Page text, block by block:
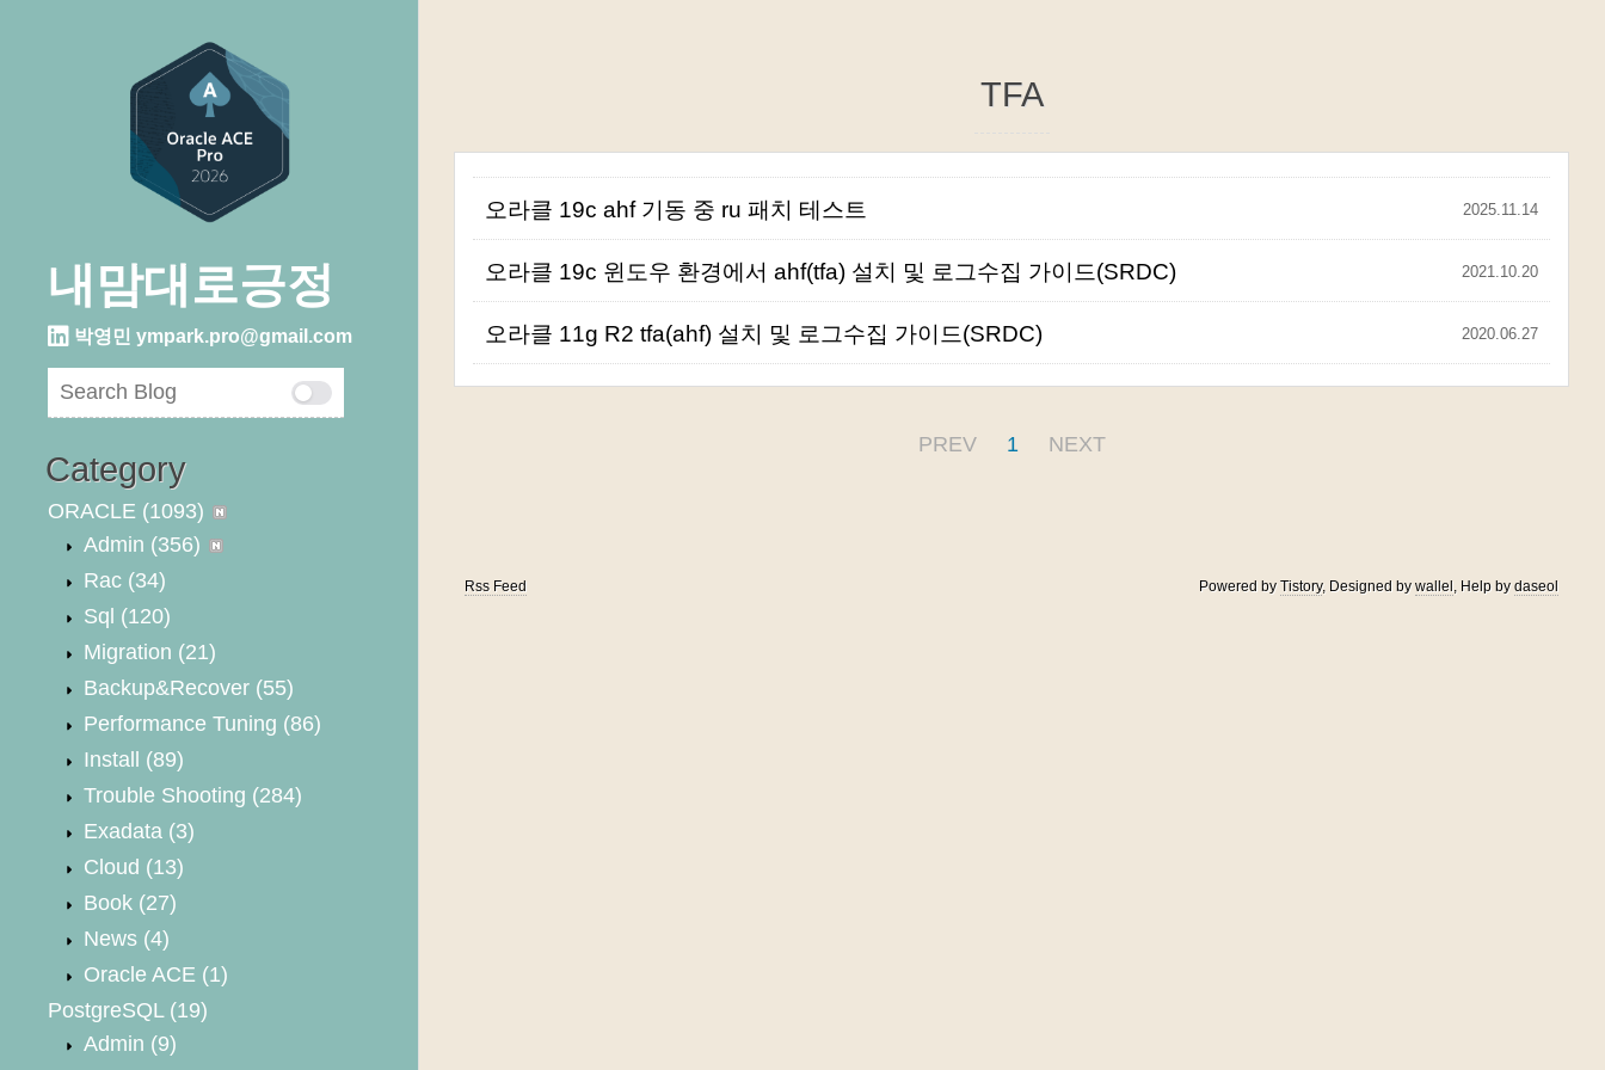
내맘대로긍정
박영민 ympark.pro@gmail.com
Category
ORACLE (1093)
Admin (356)
Rac (34)
Sql (120)
Migration (21)
Backup&Recover (55)
Performance Tuning (86)
Install (89)
Trouble Shooting (284)
Exadata (3)
Cloud (13)
Book (27)
News (4)
Oracle ACE (1)
PostgreSQL (19)
Admin (9)
TFA
오라클 19c ahf 기동 중 ru 패치 테스트 2025.11.14
오라클 19c 윈도우 환경에서 ahf(tfa) 설치 및 로그수집 가이드(SRDC) 2021.10.20
오라클 11g R2 tfa(ahf) 설치 및 로그수집 가이드(SRDC) 2020.06.27
PREV 1 NEXT
Powered byTistory, Designed bywallel, Help bydaseol
Rss Feed